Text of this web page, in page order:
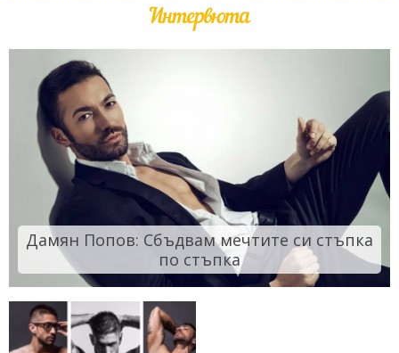
Интервюта
Дамян Попов: Сбъдвам мечтите си стъпка
по стъпка